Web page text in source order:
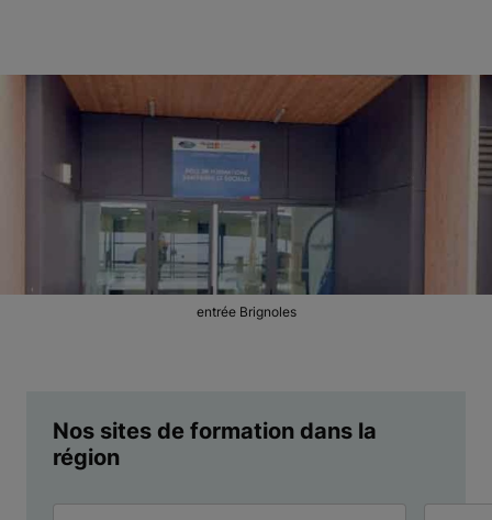
entrée Brignoles
Nos sites de formation dans la
région